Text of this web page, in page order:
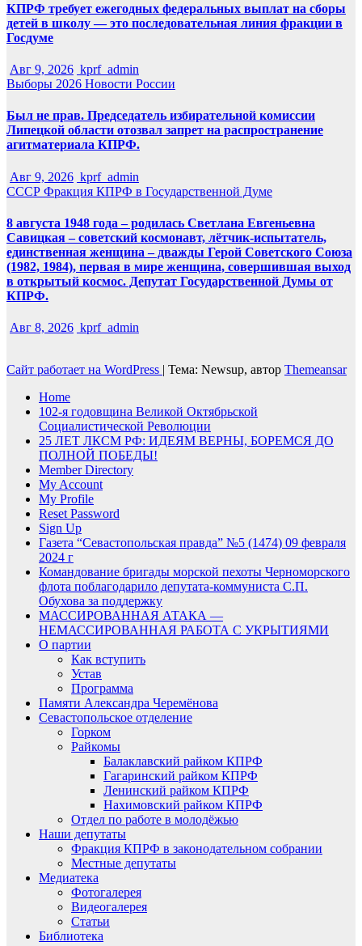
КПРФ требует ежегодных федеральных выплат на сборы
детей в школу — это последовательная линия фракции в
Госдуме
Авг 9, 2026 kprf_admin
Выборы 2026 Новости России
Был не прав. Председатель избирательной комиссии
Липецкой области отозвал запрет на распространение
агитматериала КПРФ.
Авг 9, 2026 kprf_admin
СССР Фракция КПРФ в Государственной Думе
8 августа 1948 года – родилась Светлана Евгеньевна
Савицкая – советский космонавт, лётчик-испытатель,
единственная женщина – дважды Герой Советского Союза
(1982, 1984), первая в мире женщина, совершившая выход
в открытый космос. Депутат Государственной Думы от
КПРФ.
Авг 8, 2026 kprf_admin
Сайт работает на WordPress | Тема: Newsup, автор Themeansar
Home
102-я годовщина Великой Октябрьской
Социалистической Революции
25 ЛЕТ ЛКСМ РФ: ИДЕЯМ ВЕРНЫ, БОРЕМСЯ ДО
ПОЛНОЙ ПОБЕДЫ!
Member Directory
My Account
My Profile
Reset Password
Sign Up
Газета “Севастопольская правда” №5 (1474) 09 февраля
2024 г
Командование бригады морской пехоты Черноморского
флота поблагодарило депутата-коммуниста С.П.
Обухова за поддержку
МАССИРОВАННАЯ АТАКА —
НЕМАССИРОВАННАЯ РАБОТА С УКРЫТИЯМИ
О партии
Как вступить
Устав
Программа
Памяти Александра Черемёнова
Севастопольское отделение
Горком
Райкомы
Балаклавский райком КПРФ
Гагаринский райком КПРФ
Ленинский райком КПРФ
Нахимовский райком КПРФ
Отдел по работе в молодёжью
Наши депутаты
Фракция КПРФ в законодательном собрании
Местные депутаты
Медиатека
Фотогалерея
Видеогалерея
Статьи
Библиотека